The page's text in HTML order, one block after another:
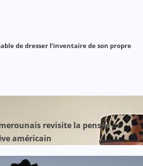
de dresser l’inventaire de son propre
revisite la pensée de
américain